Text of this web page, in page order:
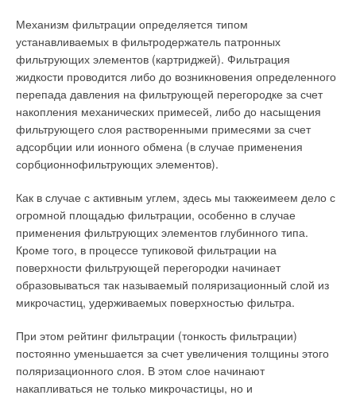
Механизм фильтрации определяется типом
устанавливаемых в фильтродержатель патронных
фильтрующих элементов (картриджей). Фильтрация
жидкости проводится либо до возникновения определенного
перепада давления на фильтрующей перегородке за счет
накопления механических примесей, либо до насыщения
фильтрующего слоя растворенными примесями за счет
адсорбции или ионного обмена (в случае применения
сорбционнофильтрующих элементов).
Как в случае с активным углем, здесь мы такжеимеем дело с
огромной площадью фильтрации, особенно в случае
применения фильтрующих элементов глубинного типа.
Кроме того, в процессе тупиковой фильтрации на
поверхности фильтрующей перегородки начинает
образовываться так называемый поляризационный слой из
микрочастиц, удерживаемых поверхностью фильтра.
При этом рейтинг фильтрации (тонкость фильтрации)
постоянно уменьшается за счет увеличения толщины этого
поляризационного слоя. В этом слое начинают
накапливаться не только микрочастицы, но и